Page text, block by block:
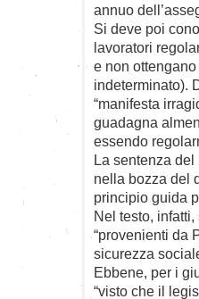
annuo
Si deve poi
lavoratori
e non
indeterminato).
“manifesta
guadagna
essendo
La sentenza del
nella bozza del
principio guida
Nel testo,
“provenienti da
sicurezza
Ebbene, per i
“visto che il